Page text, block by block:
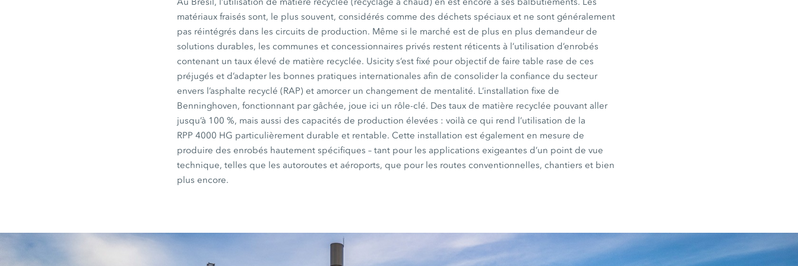
matériaux fraisés sont, le plus souvent, considérés comme des déchets spéciaux et ne sont généralement
pas réintégrés dans les circuits de production. Même si le marché est de plus en plus demandeur de
solutions durables, les communes et concessionnaires privés restent réticents à l’utilisation d’enrobés
contenant un taux élevé de matière recyclée. Usicity s’est fixé pour objectif de faire table rase de ces
préjugés et d’adapter les bonnes pratiques internationales afin de consolider la confiance du secteur
envers l’asphalte recyclé (RAP) et amorcer un changement de mentalité. L’installation fixe de
Benninghoven, fonctionnant par gâchée, joue ici un rôle-clé. Des taux de matière recyclée pouvant aller
jusqu’à 100 %, mais aussi des capacités de production élevées : voilà ce qui rend l’utilisation de la
RPP 4000 HG particulièrement durable et rentable. Cette installation est également en mesure de
produire des enrobés hautement spécifiques – tant pour les applications exigeantes d’un point de vue
technique, telles que les autoroutes et aéroports, que pour les routes conventionnelles, chantiers et bien
plus encore.